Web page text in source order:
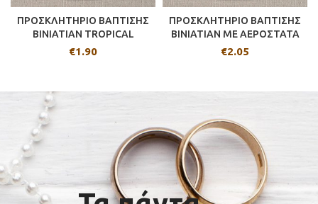
ΠΡΟΣΚΛΗΤΗΡΙΟ ΒΑΠΤΙΣΗΣ
BINIATIAN TROPICAL
€1.90
ΠΡΟΣΚΛΗΤΗΡΙΟ ΒΑΠΤΙΣΗΣ
BINIATIAN ΜΕ ΑΕΡΟΣΤΑΤΑ
€2.05